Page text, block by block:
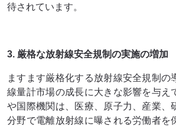
待されています。
3. 厳格な放射線安全規制の実施の増加
ますます厳格化する放射線安全規制の
線量計市場の成長に大きな影響を与え
や国際機関は、医療、原子力、産業、
分野で電離放射線に曝される労働者を